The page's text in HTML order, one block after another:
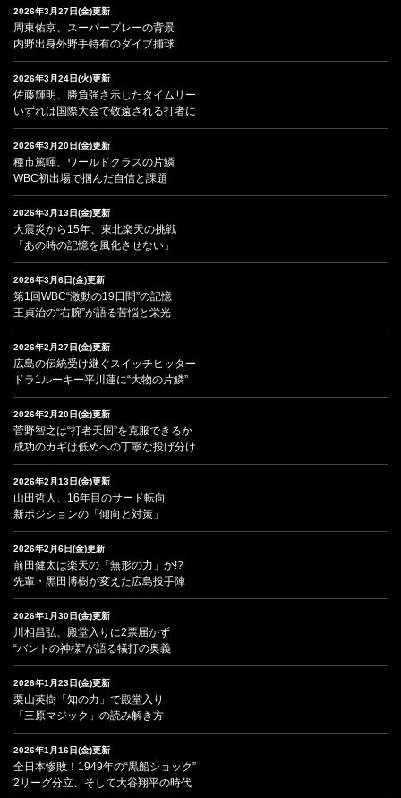
2026年3月27日(金)更新
周東佑京、スーパープレーの背景
内野出身外野手特有のダイブ捕球
2026年3月24日(火)更新
佐藤輝明、勝負強さ示したタイムリー
いずれは国際大会で敬遠される打者に
2026年3月20日(金)更新
種市篤暉、ワールドクラスの片鱗
WBC初出場で掴んだ自信と課題
2026年3月13日(金)更新
大震災から15年、東北楽天の挑戦
「あの時の記憶を風化させない」
2026年3月6日(金)更新
第1回WBC“激動の19日間”の記憶
王貞治の“右腕”が語る苦悩と栄光
2026年2月27日(金)更新
広島の伝統受け継ぐスイッチヒッター
ドラ1ルーキー平川蓮に“大物の片鱗”
2026年2月20日(金)更新
菅野智之は“打者天国”を克服できるか
成功のカギは低めへの丁寧な投げ分け
2026年2月13日(金)更新
山田哲人、16年目のサード転向
新ポジションの「傾向と対策」
2026年2月6日(金)更新
前田健太は楽天の「無形の力」か!?
先輩・黒田博樹が変えた広島投手陣
2026年1月30日(金)更新
川相昌弘、殿堂入りに2票届かず
“バントの神様”が語る犠打の奥義
2026年1月23日(金)更新
栗山英樹「知の力」で殿堂入り
「三原マジック」の読み解き方
2026年1月16日(金)更新
全日本惨敗！1949年の“黒船ショック”
2リーグ分立、そして大谷翔平の時代